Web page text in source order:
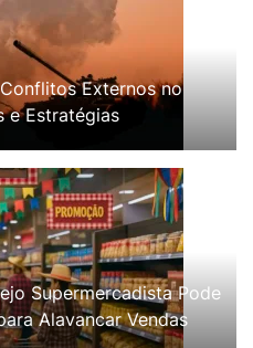
Externos no
e Estratégias
Supermercadista Pode
Alavancar Vendas